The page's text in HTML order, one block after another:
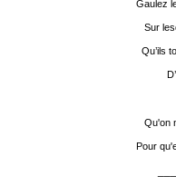
Gaulez
Sur
Qu’ils
Qu'on
Pour